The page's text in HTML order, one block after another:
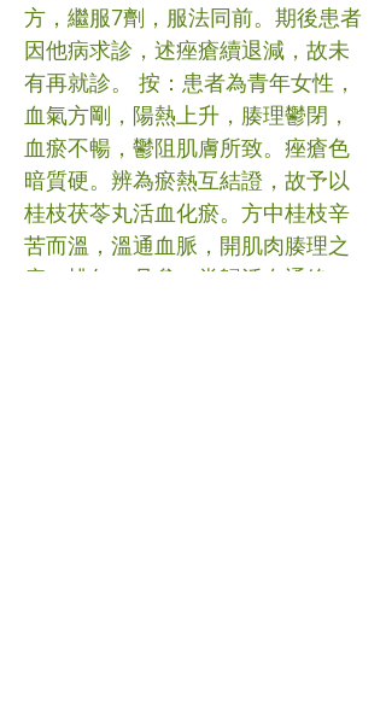
方，繼服7劑，服法同前。期後患者
因他病求診，述痤瘡續退減，故未
有再就診。 按：患者為青年女性，
血氣方剛，陽熱上升，腠理鬱閉，
血瘀不暢，鬱阻肌膚所致。痤瘡色
暗質硬。辨為瘀熱互結證，故予以
桂枝茯苓丸活血化瘀。方中桂枝辛
苦而溫，溫通血脈，開肌肉腠理之
瘀；桃仁、丹參、當歸活血通絡；